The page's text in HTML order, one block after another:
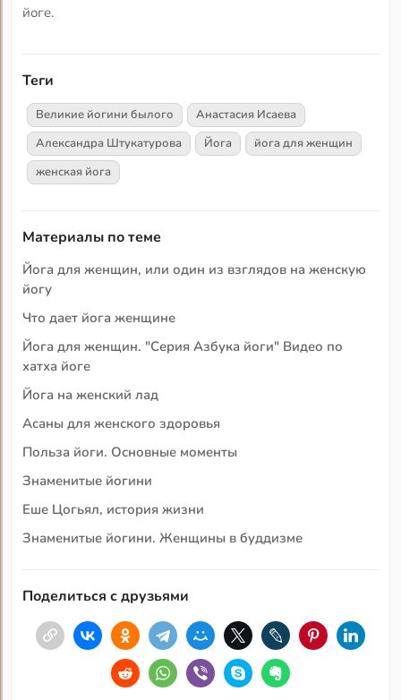
йоге.
Теги
Великие йогини былого
Анастасия Исаева
Александра Штукатурова
Йога
йога для женщин
женская йога
Материалы по теме
Йога для женщин, или один из взглядов на женскую
йогу
Что дает йога женщине
Йога для женщин. "Серия Азбука йоги" Видео по
хатха йоге
Йога на женский лад
Асаны для женского здоровья
Польза йоги. Основные моменты
Знаменитые йогини
Еше Цогьял, история жизни
Знаменитые йогини. Женщины в буддизме
Поделиться с друзьями